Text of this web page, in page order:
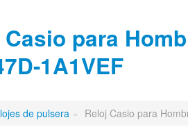
para
1A1VEF
de pulsera » Reloj Casio para